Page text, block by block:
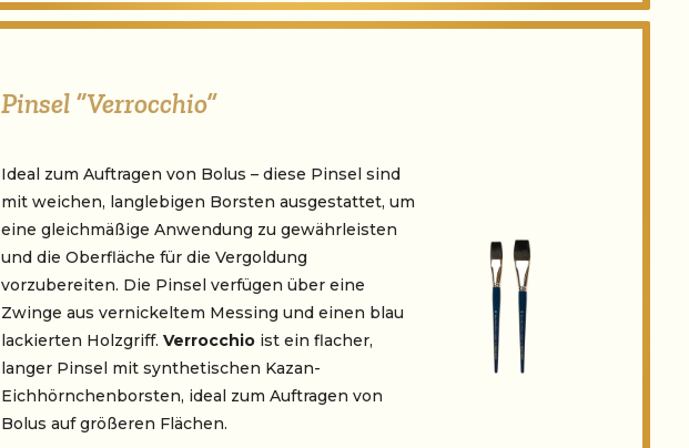
Pinsel “Verrocchio”
Ideal zum Auftragen von Bolus – diese Pinsel sind
mit weichen, langlebigen Borsten ausgestattet, um
eine gleichmäßige Anwendung zu gewährleisten
und die Oberfläche für die Vergoldung
vorzubereiten. Die Pinsel verfügen über eine
Zwinge aus vernickeltem Messing und einen blau
lackierten Holzgriff. Verrocchio ist ein flacher,
langer Pinsel mit synthetischen Kazan-
Eichhörnchenborsten, ideal zum Auftragen von
Bolus auf größeren Flächen.